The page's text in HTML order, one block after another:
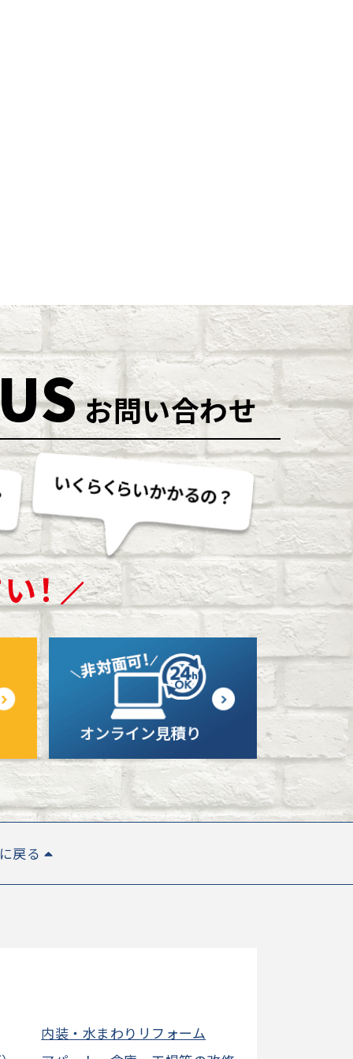
お問い合わせ
戻る
内装・水まわりリフォーム